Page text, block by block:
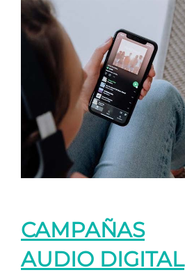
CAMPAÑAS
AUDIO DIGITAL